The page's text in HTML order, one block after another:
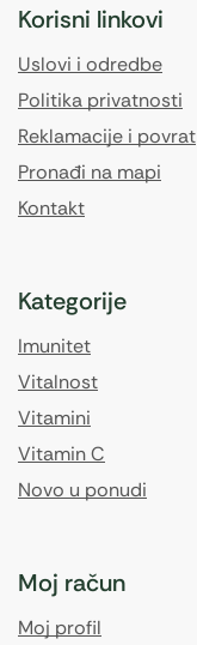
Korisni linkovi
Uslovi i odredbe
Politika privatnosti
Reklamacije i povrat
Pronađi na mapi
Kontakt
Kategorije
Imunitet
Vitalnost
Vitamini
Vitamin C
Novo u ponudi
Moj račun
Moj profil